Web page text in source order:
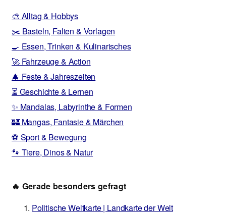
🎨 Alltag & Hobbys
✂️ Basteln, Falten & Vorlagen
🍳 Essen, Trinken & Kulinarisches
🚀 Fahrzeuge & Action
🎄 Feste & Jahreszeiten
⏳ Geschichte & Lernen
✨ Mandalas, Labyrinthe & Formen
🏰 Mangas, Fantasie & Märchen
⚽ Sport & Bewegung
🐾 Tiere, Dinos & Natur
🔥 Gerade besonders gefragt
Politische Weltkarte | Landkarte der Welt